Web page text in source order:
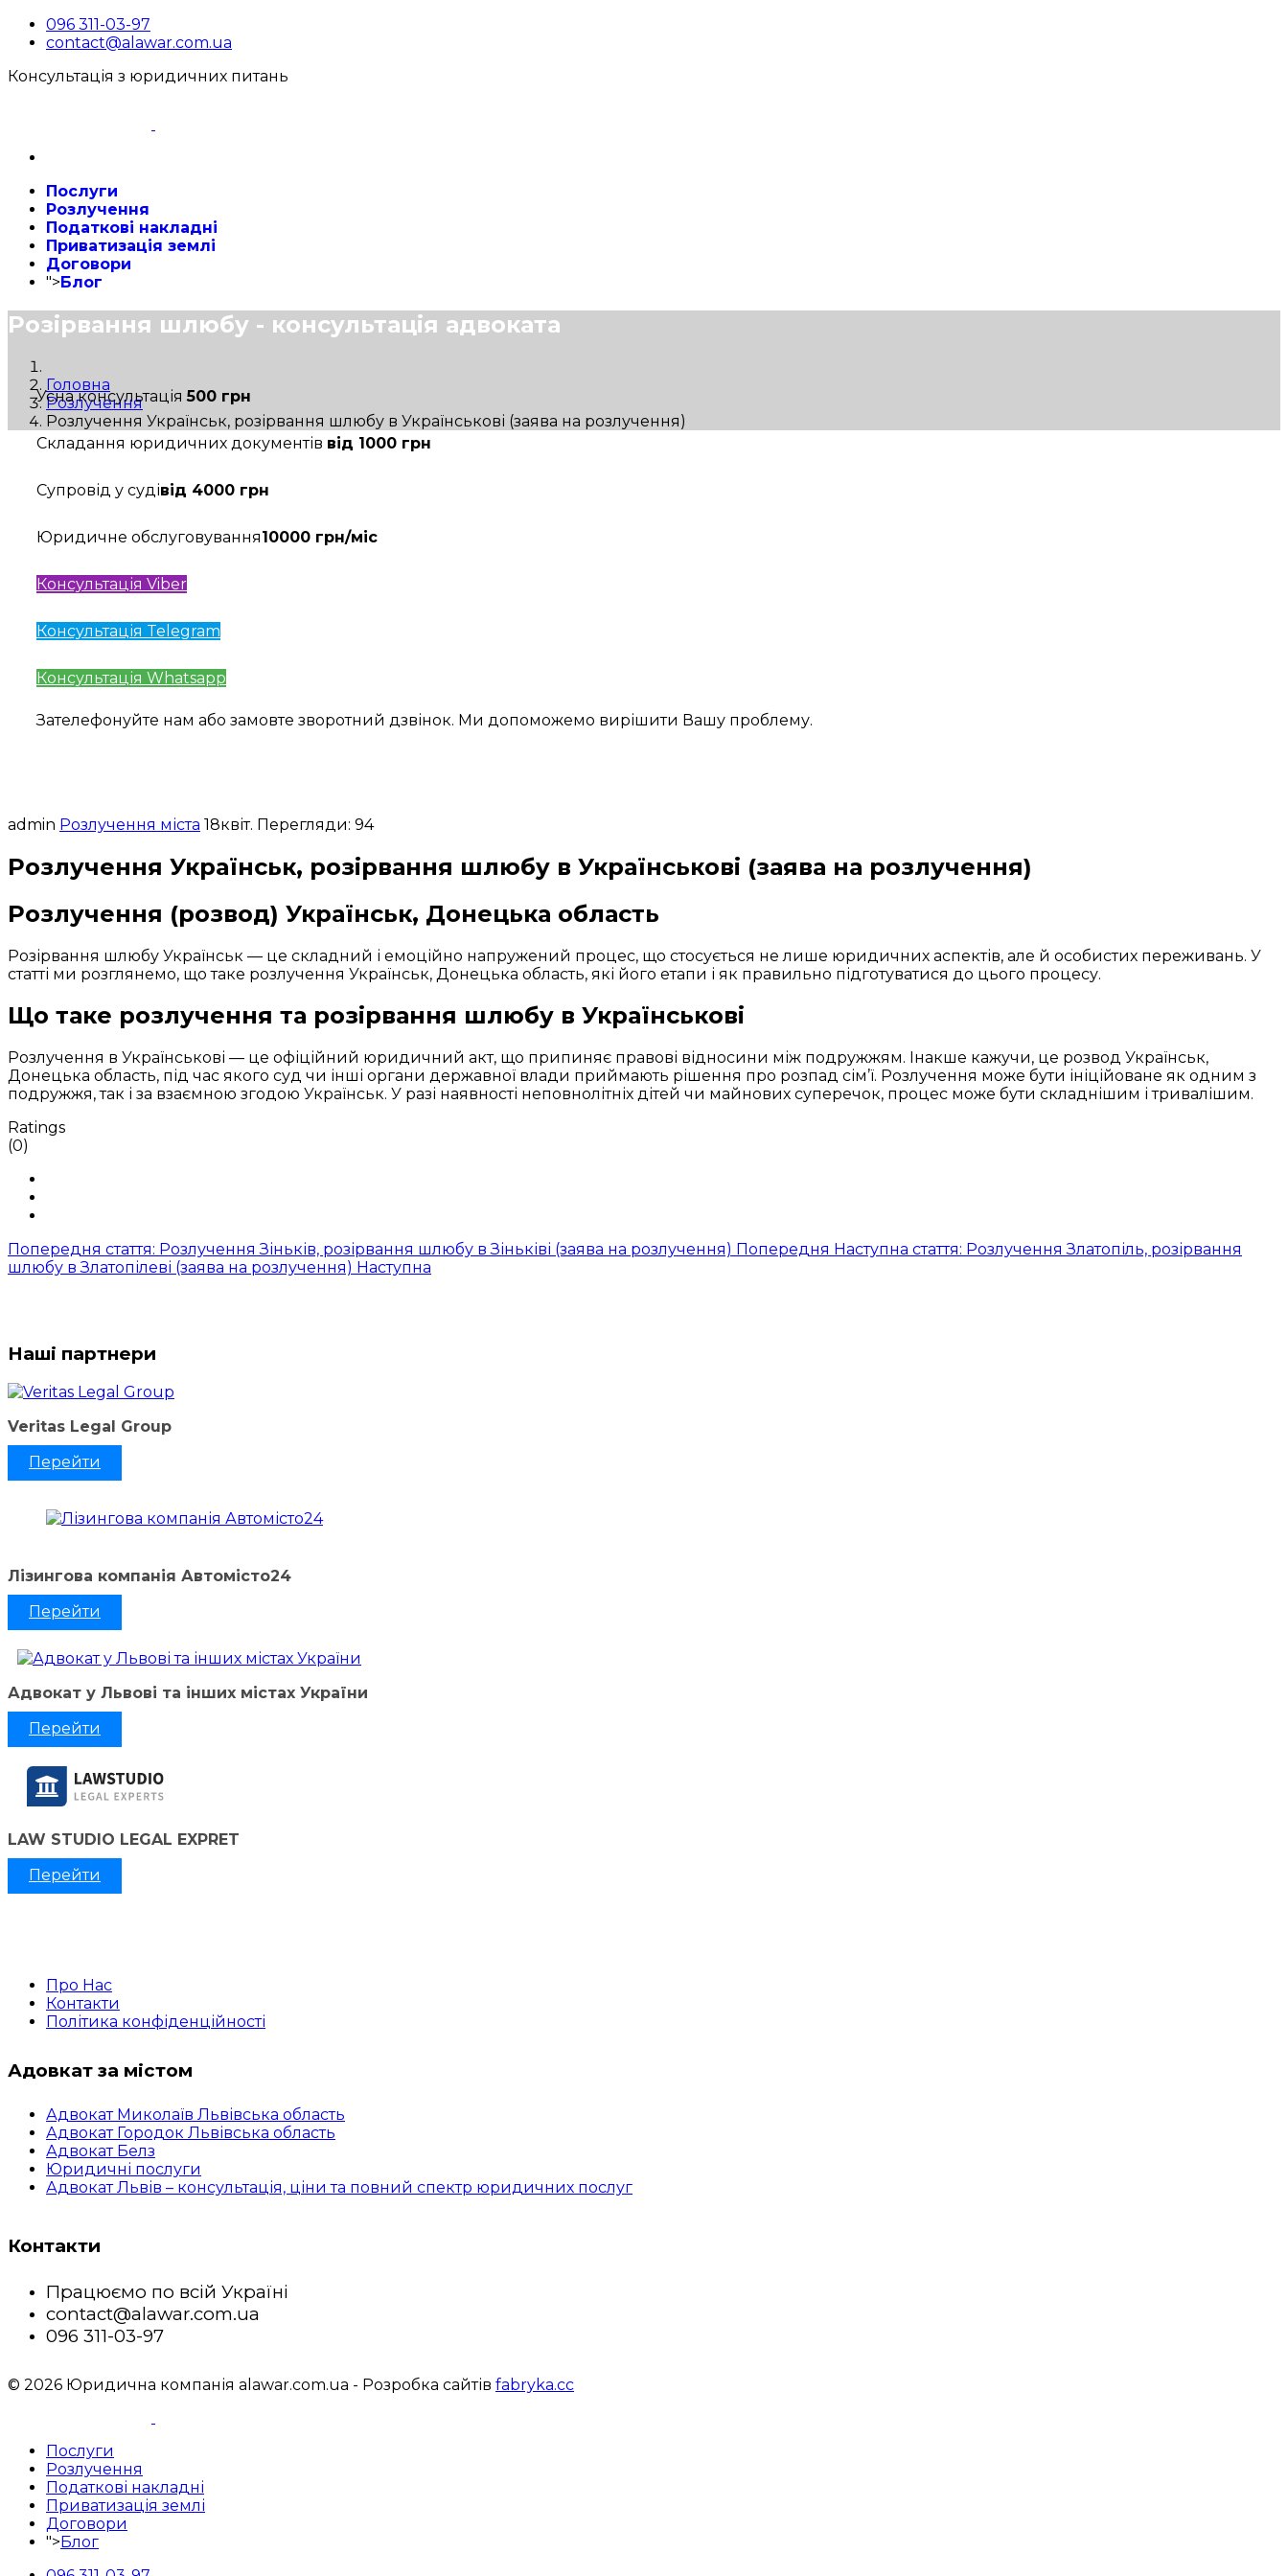
096 311-03-97
contact@alawar.com.ua
Консультація з юридичних питань
Послуги
Розлучення
Податкові накладні
Приватизація землі
Договори
">Блог
Розірвання шлюбу - консультація адвоката
Головна
Розлучення
Розлучення Українськ, розірвання шлюбу в Українськові (заява на розлучення)
Усна консультація500 грн
Складання юридичних документів від 1000 грн
Супровід у судівід 4000 грн
Юридичне обслуговування10000 грн/міс
Консультація Viber
Консультація Telegram
Консультація Whatsapp
Зателефонуйте нам або замовте зворотний дзвінок. Ми допоможемо вирішити Вашу проблему.
admin Розлучення міста 18квіт. Перегляди: 94
Розлучення Українськ, розірвання шлюбу в Українськові (заява на розлучення)
Розлучення (розвод) Українськ, Донецька область
Розірвання шлюбу Українськ — це складний і емоційно напружений процес, що стосується не лише юридичних аспектів, але й особистих переживань. У
статті ми розглянемо, що таке розлучення Українськ, Донецька область, які його етапи і як правильно підготуватися до цього процесу.
Що таке розлучення та розірвання шлюбу в Українськові
Розлучення в Українськові — це офіційний юридичний акт, що припиняє правові відносини між подружжям. Інакше кажучи, це розвод Українськ,
Донецька область, під час якого суд чи інші органи державної влади приймають рішення про розпад сім’ї. Розлучення може бути ініційоване як одним з
подружжя, так і за взаємною згодою Українськ. У разі наявності неповнолітніх дітей чи майнових суперечок, процес може бути складнішим і тривалішим.
Ratings
(0)
Попередня стаття: Розлучення Зіньків, розірвання шлюбу в Зіньківі (заява на розлучення) Попередня Наступна стаття: Розлучення Златопіль, розірвання
шлюбу в Златопілеві (заява на розлучення) Наступна
Наші партнери
Veritas Legal Group
Перейти
Лізингова компанія Автомісто24
Перейти
Адвокат у Львові та інших містах України
Перейти
LAW STUDIO LEGAL EXPRET
Перейти
Про Нас
Контакти
Політика конфіденційності
Адовкат за містом
Адвокат Миколаїв Львівська область
Адвокат Городок Львівська область
Адвокат Белз
Юридичні послуги
Адвокат Львів – консультація, ціни та повний спектр юридичних послуг
Контакти
Працюємо по всій Україні
contact@alawar.com.ua
096 311-03-97
© 2026 Юридична компанія alawar.com.ua - Розробка сайтів fabryka.cc
Послуги
Розлучення
Податкові накладні
Приватизація землі
Договори
">Блог